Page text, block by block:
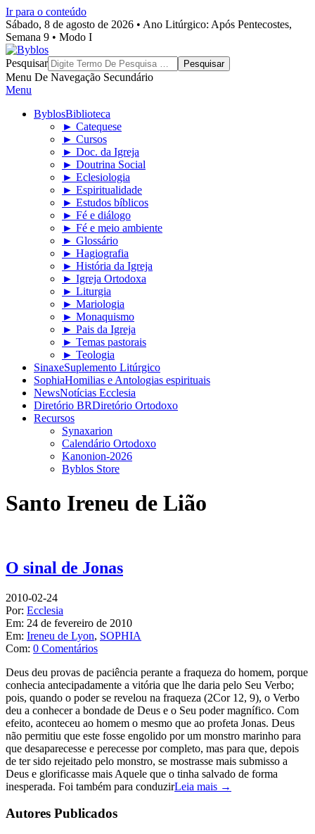
Ir para o conteúdo
Sábado, 8 de agosto de 2026 • Ano Litúrgico: Após Pentecostes,
Semana 9 • Modo I
Byblos
Pesquisar
Menu De Navegação Secundário
Menu
ByblosBiblioteca
► Catequese
► Cursos
► Doc. da Igreja
► Doutrina Social
► Eclesiologia
► Espiritualidade
► Estudos bíblicos
► Fé e diálogo
► Fé e meio ambiente
► Glossário
► Hagiografia
► História da Igreja
► Igreja Ortodoxa
► Liturgia
► Mariologia
► Monaquismo
► Pais da Igreja
► Temas pastorais
► Teologia
SinaxeSuplemento Litúrgico
SophiaHomilias e Antologias espirituais
NewsNotícias Ecclesia
Diretório BRDiretório Ortodoxo
Recursos
Synaxarion
Calendário Ortodoxo
Kanonion-2026
Byblos Store
Santo Ireneu de Lião
O sinal de Jonas
2010-02-24
Por: Ecclesia
Em: 24 de fevereiro de 2010
Em: Ireneu de Lyon, SOPHIA
Com: 0 Comentários
Deus deu provas de paciência perante a fraqueza do homem, porque
conhecia antecipadamente a vitória que lhe daria pelo Seu Verbo;
pois, quando o poder se revelou na fraqueza (2Cor 12, 9), o Verbo
deu a conhecer a bondade de Deus e o Seu poder magnífico. Com
efeito, aconteceu ao homem o mesmo que ao profeta Jonas. Deus
não permitiu que este fosse engolido por um monstro marinho para
que desaparecesse e perecesse por completo, mas para que, depois
de ter sido rejeitado pelo monstro, se mostrasse mais submisso a
Deus e glorificasse mais Aquele que o tinha salvado de forma
inesperada. Foi também para conduzirLeia mais →
Autores Publicados